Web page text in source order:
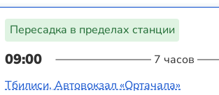
Пересадка в пределах станции
09:00 7 часов
Тбилиси, Автовокзал «Ортачала»